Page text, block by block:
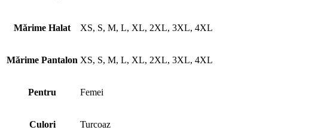
Mărime Halat XS, S, M, L, XL, 2XL, 3XL, 4XL
Mărime Pantalon XS, S, M, L, XL, 2XL, 3XL, 4XL
Pentru Femei
Culori Turcoaz